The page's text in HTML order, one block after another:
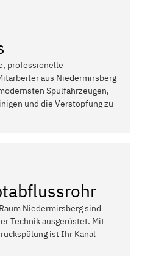
professionelle
aus Niedermirsberg
Spülfahrzeugen,
und die Verstopfung zu
Niedermirsberg sind
Technik ausgerüstet. Mit
ist Ihr Kanal